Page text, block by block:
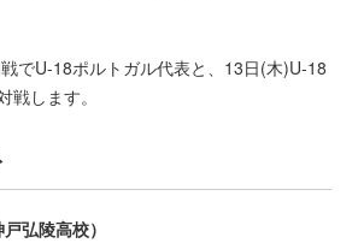
でU-18ポルトガル代表と、13日(木)U-18
戦します。
弘陵高校）